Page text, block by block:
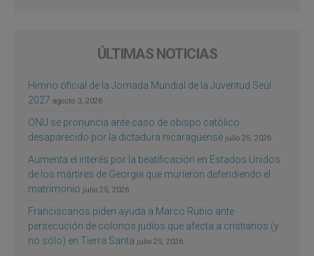
ÚLTIMAS NOTICIAS
Himno oficial de la Jornada Mundial de la Juventud Seúl
2027 agosto 3, 2026
ONU se pronuncia ante caso de obispo católico
desaparecido por la dictadura nicaragüense julio 25, 2026
Aumenta el interés por la beatificación en Estados Unidos
de los mártires de Georgia que murieron defendiendo el
matrimonio julio 25, 2026
Franciscanos piden ayuda a Marco Rubio ante
persecución de colonos judíos que afecta a cristianos (y
no sólo) en Tierra Santa julio 25, 2026